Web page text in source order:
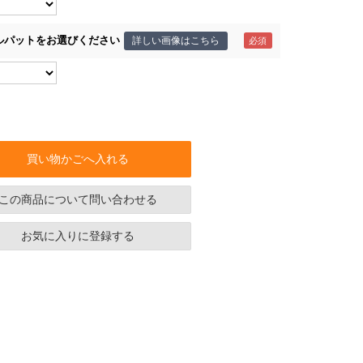
パットをお選びください 詳しい画像はこちら
買い物かごへ入れる
の商品について問い合わせる
お気に入りに登録する